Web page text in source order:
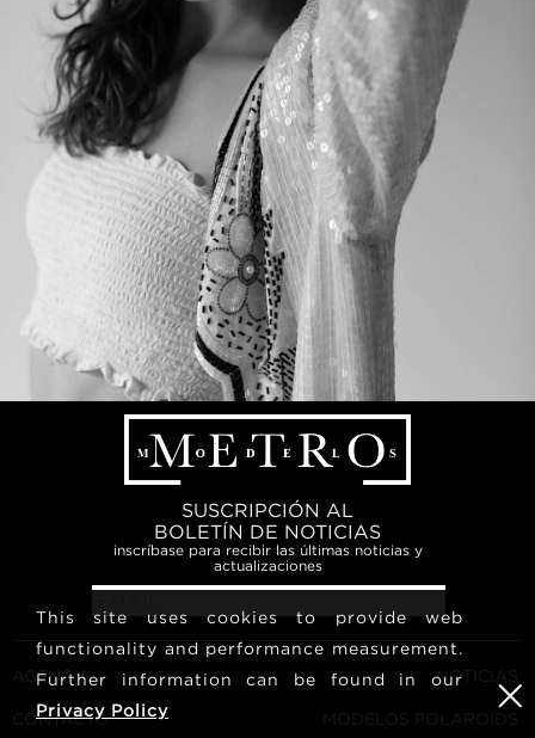
SUSCRIPCIÓN AL
BOLETÍN DE NOTICIAS
inscríbase para recibir las últimas noticias y
actualizaciones
AGENCIA
CONTACTO
NOTICIAS
MODELOS POLAROIDS
This site uses cookies to provide web
functionality and performance measurement.
Further information can be found in our
Privacy Policy